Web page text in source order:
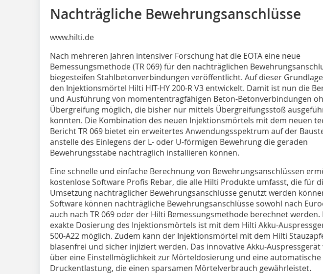
Nachträgliche Bewehrungsanschlüsse
www.hilti.de
Nach mehreren Jahren intensiver Forschung hat die EOTA eine neue
Bemessungsmethode (TR 069) für den nachträglichen
biegesteifen Stahlbetonverbindungen veröffentlicht. Auf dieser
den Injektionsmörtel Hilti HIT-HY 200-R V3 entwickelt. Damit ist nun die
und Ausführung von momententragfähigen Beton-Betonverbindungen
Übergreifung möglich, die bisher nur mittels Übergreifungsstoß
konnten. Die Kombination des neuen Injektionsmörtels mit dem neuen
Bericht TR 069 bietet ein erweitertes Anwendungsspektrum auf der
anstelle des Einlegens der L- oder U-förmigen Bewehrung die geraden
Bewehrungsstäbe nachträglich installieren können.
Eine schnelle und einfache Berechnung von Bewehrungsanschlüssen
kostenlose Software Profis Rebar, die alle Hilti Produkte umfasst, die für
Umsetzung nachträglicher Bewehrungsanschlüsse genutzt werden
Software können nachträgliche Bewehrungsanschlüsse sowohl nach
auch nach TR 069 oder der Hilti Bemessungsmethode berechnet werden.
exakte Dosierung des Injektionsmörtels ist mit dem Hilti Akku-
500-A22 möglich. Zudem kann der Injektionsmörtel mit dem Hilti
blasenfrei und sicher injiziert werden. Das innovative Akku-
über eine Einstellmöglichkeit zur Mörteldosierung und eine automatische
Druckentlastung, die einen sparsamen Mörtelverbrauch gewährleistet.